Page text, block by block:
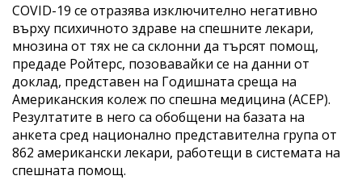
COVID-19 се отразява изключително негативно
върху психичното здраве на спешните лекари,
мнозина от тях не са склонни да търсят помощ,
предаде Ройтерс, позовавайки се на данни от
доклад, представен на Годишната среща на
Американския колеж по спешна медицина (ACEP).
Резултатите в него са обобщени на базата на
анкета сред национално представителна група от
862 американски лекари, работещи в системата на
спешната помощ.